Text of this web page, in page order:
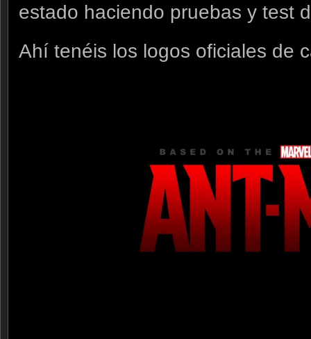
estado haciendo pruebas y test
Ahí tenéis los logos oficiales de